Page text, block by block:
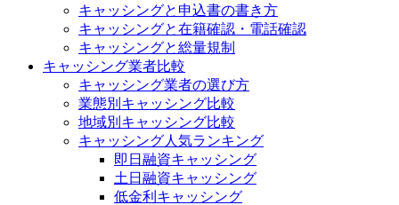
キャッシングと申込書の書き方
キャッシングと在籍確認・電話確認
キャッシングと総量規制
キャッシング業者比較
キャッシング業者の選び方
業態別キャッシング比較
地域別キャッシング比較
キャッシング人気ランキング
即日融資キャッシング
土日融資キャッシング
低金利キャッシング